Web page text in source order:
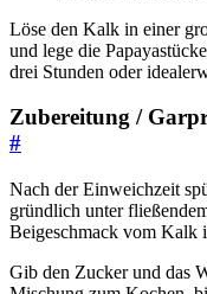
Löse den Kalk in einer
und lege die
drei Stunden oder
Zubereitung /
#
Nach der Einweichzeit
gründlich unter
Beigeschmack vom Kalk
Gib den Zucker und das